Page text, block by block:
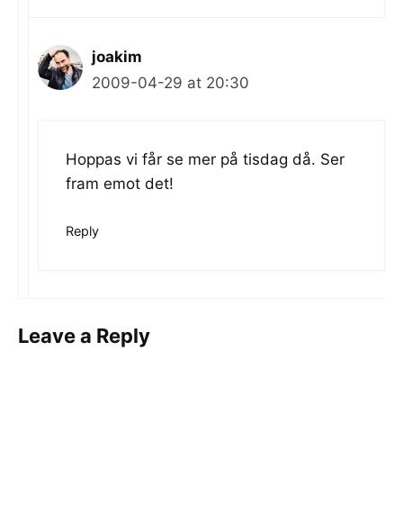
joakim
2009-04-29 at 20:30
Hoppas vi får se mer på tisdag då. Ser
fram emot det!
Reply
Leave a Reply